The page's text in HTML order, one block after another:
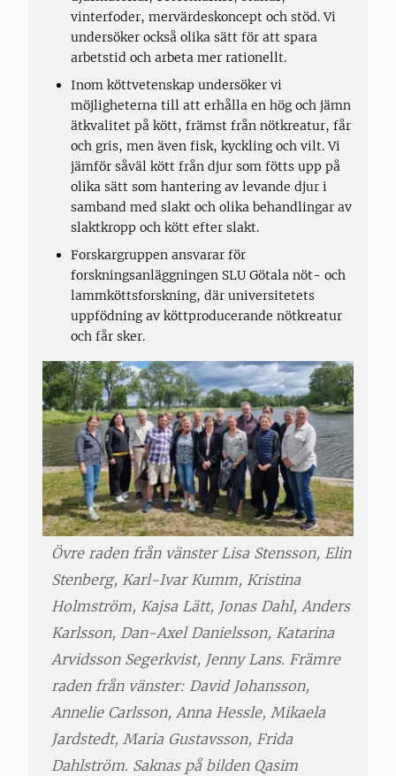
vinterfoder, mervärdeskoncept och stöd. Vi
undersöker också olika sätt för att spara
arbetstid och arbeta mer rationellt.
Inom köttvetenskap undersöker vi
möjligheterna till att erhålla en hög och jämn
ätkvalitet på kött, främst från nötkreatur, får
och gris, men även fisk, kyckling och vilt. Vi
jämför såväl kött från djur som fötts upp på
olika sätt som hantering av levande djur i
samband med slakt och olika behandlingar av
slaktkropp och kött efter slakt.
Forskargruppen ansvarar för
forskningsanläggningen SLU Götala nöt- och
lammköttsforskning, där universitetets
uppfödning av köttproducerande nötkreatur
och får sker.
Övre raden från vänster Lisa Stensson, Elin
Stenberg, Karl-Ivar Kumm, Kristina
Holmström, Kajsa Lätt, Jonas Dahl, Anders
Karlsson, Dan-Axel Danielsson, Katarina
Arvidsson Segerkvist, Jenny Lans. Främre
raden från vänster: David Johansson,
Annelie Carlsson, Anna Hessle, Mikaela
Jardstedt, Maria Gustavsson, Frida
Dahlström. Saknas på bilden Qasim